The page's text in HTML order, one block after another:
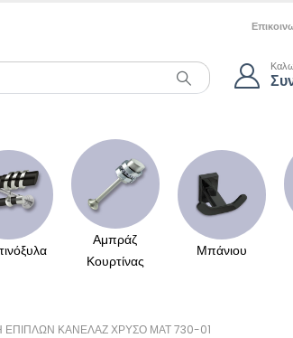
Αμπράζ
Κουρτίνας
Μπάνιου
ΕΠΊΠΛΩΝ ΚΑΝΕΛΆΖ ΧΡΥΣΌ ΜΑΤ 730-01